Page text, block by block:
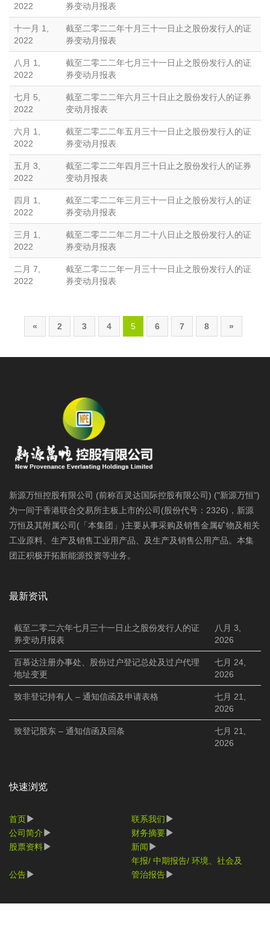
2022
券变动月报表
十一月 1,
2022
截至二零二二年十月三十一日止之股份发行人的证
券变动月报表
八月 1,
2022
截至二零二二年七月三十一日止之股份发行人的证
券变动月报表
七月 5,
2022
截至二零二二年六月三十日止之股份发行人的证券
变动月报表
六月 1,
2022
截至二零二二年五月三十一日止之股份发行人的证
券变动月报表
五月 3,
2022
截至二零二二年四月三十日止之股份发行人的证券
变动月报表
四月 1,
2022
截至二零二二年三月三十一日止之股份发行人的证
券变动月报表
三月 1,
2022
截至二零二二年二月二十八日止之股份发行人的证
券变动月报表
二月 7,
2022
截至二零二二年一月三十一日止之股份发行人的证
券变动月报表
« 2 3 4 5 6 7 8 »
新源万恒控股有限公司 (前称百灵达国际控股有限公司) ("新源万恒")
为一间于香港联合交易所主板上市的公司(股份代号：2326)，新源
万恒及其附属公司(「本集团」)主要从事采购及销售金属矿物及相关
工业原料、生产及销售工业用产品、及生产及销售公用产品。本集
团正积极开拓新能源投资等业务。
最新资讯
截至二零二六年七月三十一日止之股份发行人的证
券变动月报表
八月 3,
2026
百慕达注册办事处、股份过户登记总处及过户代理
地址变更
七月 24,
2026
致非登记持有人 – 通知信函及申请表格
七月 21,
2026
致登记股东 – 通知信函及回条
七月 21,
2026
快速浏览
首页
联系我们
公司简介
财务摘要
股票资料
新闻
公告
年报/ 中期报告/ 环境、社会及
管治报告